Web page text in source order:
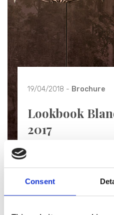
Consent
19/04/2018 - Brochure
Lookbook
2017
New romantic, carte da
Scopri di più